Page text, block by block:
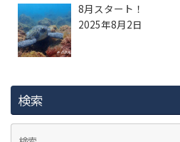
8月スタート！
2025年8月2日
検索